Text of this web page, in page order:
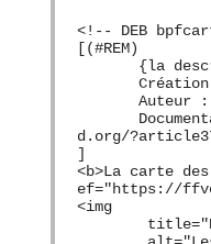
<!-- DEB
[(#REM)
{la
Création :
Auteur :
d.org/
]
<b>La carte
ef="https://
<img